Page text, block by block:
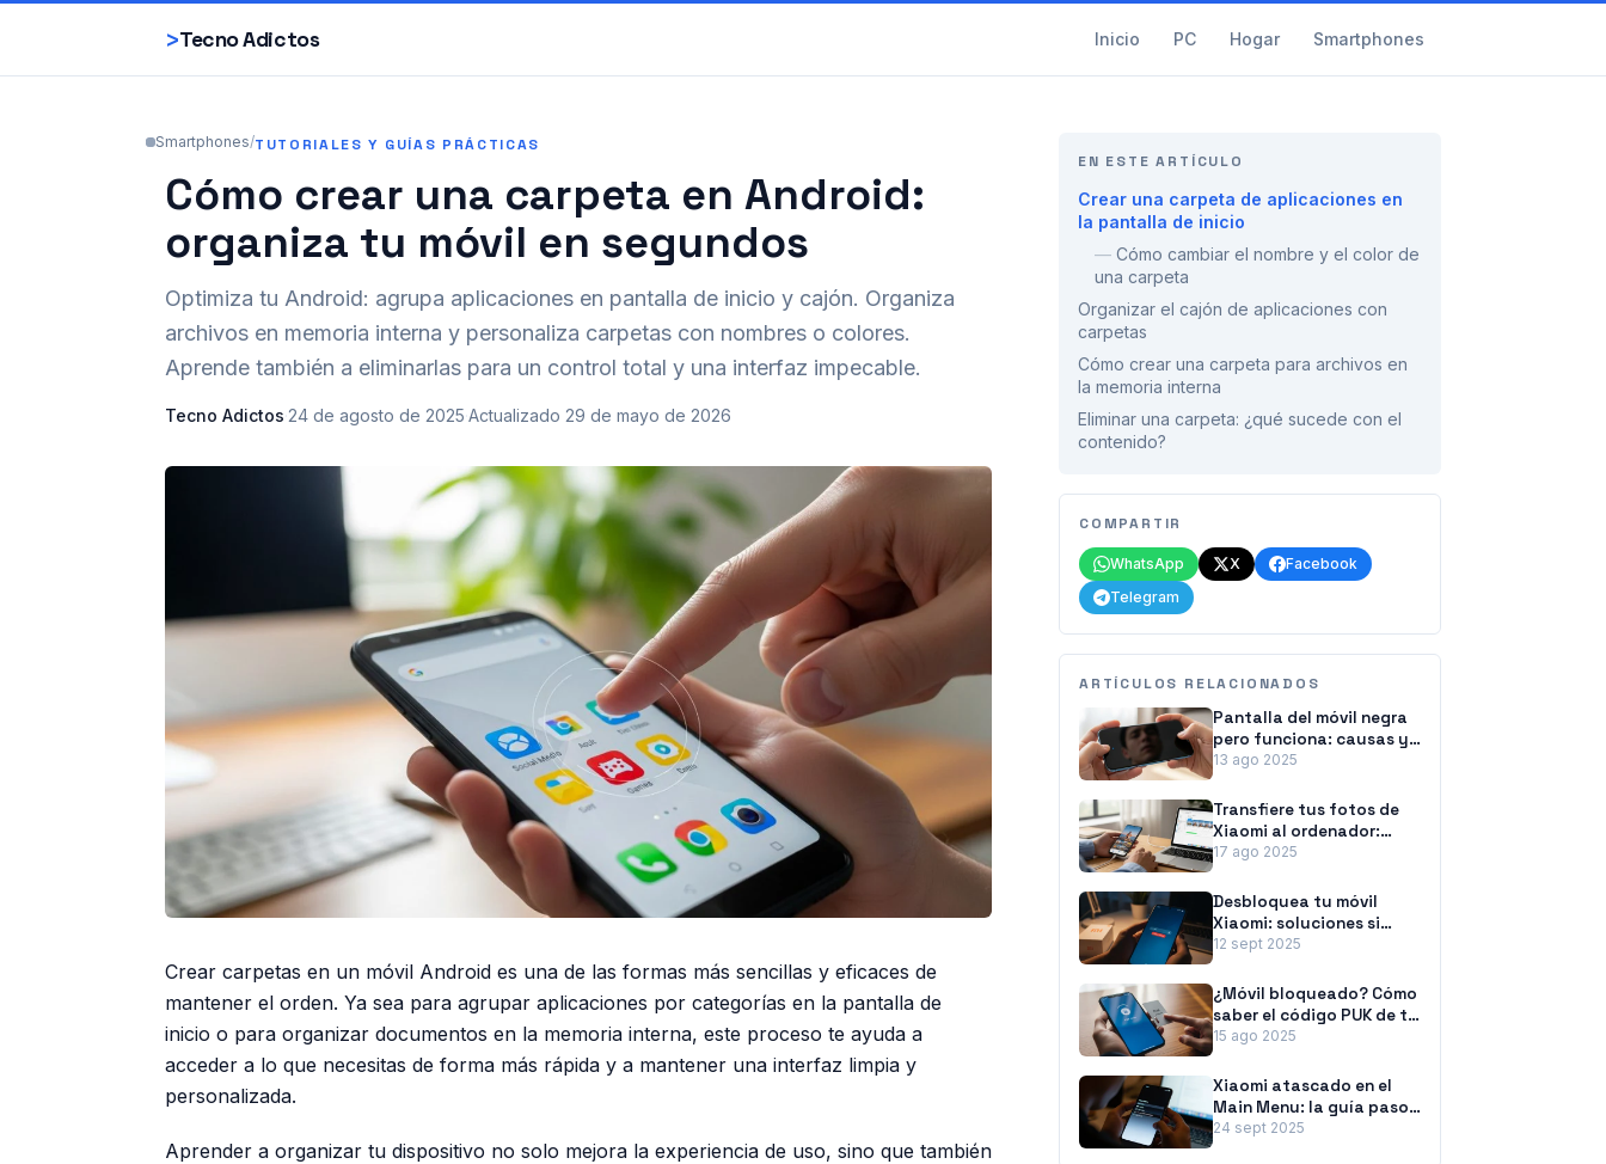
>Tecno Adictos Inicio PC Hogar Smartphones
Smartphones/TUTORIALES Y GUÍAS PRÁCTICAS
Cómo crear una carpeta en Android:
organiza tu móvil en segundos
Optimiza tu Android: agrupa aplicaciones en pantalla de inicio y cajón. Organiza
archivos en memoria interna y personaliza carpetas con nombres o colores.
Aprende también a eliminarlas para un control total y una interfaz impecable.
Tecno Adictos·24 de agosto de 2025·Actualizado 29 de mayo de 2026
Crear carpetas en un móvil Android es una de las formas más sencillas y eficaces de
mantener el orden. Ya sea para agrupar aplicaciones por categorías en la pantalla de
inicio o para organizar documentos en la memoria interna, este proceso te ayuda a
acceder a lo que necesitas de forma más rápida y a mantener una interfaz limpia y
personalizada.
Aprender a organizar tu dispositivo no solo mejora la experiencia de uso, sino que también
EN ESTE ARTÍCULO
Crear una carpeta de aplicaciones en
la pantalla de inicio
— Cómo cambiar el nombre y el color de
una carpeta
Organizar el cajón de aplicaciones con
carpetas
Cómo crear una carpeta para archivos en
la memoria interna
Eliminar una carpeta: ¿qué sucede con el
contenido?
COMPARTIR
WhatsApp X
Facebook
Telegram
ARTÍCULOS RELACIONADOS
Pantalla del móvil negra
pero funciona: causas y
soluciones
13 ago 2025
Transfiere tus fotos de
Xiaomi al ordenador:
métodos fáciles y
17 ago 2025
Desbloquea tu móvil
Xiaomi: soluciones si
olvidaste la contraseña
12 sept 2025
¿Móvil bloqueado? Cómo
saber el código PUK de tu
tarjeta SIM
15 ago 2025
Xiaomi atascado en el
Main Menu: la guía paso
a paso para solucionarlo
24 sept 2025